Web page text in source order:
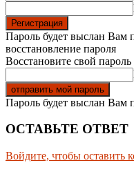
Пароль будет выслан Вам
восстановление пароля
Восстановите свой пароль
Пароль будет выслан Вам
ОСТАВЬТЕ ОТВЕТ
Войдите, чтобы оставить